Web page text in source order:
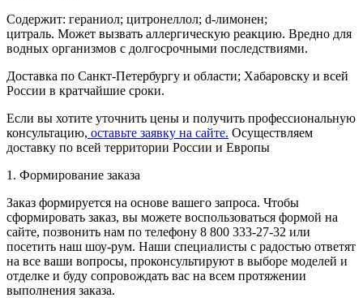
Содержит: гераниол; цитронеллол; d-лимонен;
цитраль. Может вызвать аллергическую реакцию. Вредно для
водных организмов с долгосрочными последствиями.
Доставка по Санкт-Петербургу и области; Хабаровску и всей
России в кратчайшие сроки.
Если вы хотите уточнить цены и получить профессиональную
консультацию, оставьте заявку на сайте. Осуществляем
доставку по всей территории России и Европы
1. Формирование заказа
Заказ формируется на основе вашего запроса. Чтобы
сформировать заказ, вы можете воспользоваться формой на
сайте, позвонить нам по телефону 8 800 333-27-32 или
посетить наш шоу-рум. Наши специалисты с радостью ответят
на все ваши вопросы, проконсультируют в выборе моделей и
отделке и буду сопровождать вас на всем протяжении
выполнения заказа.